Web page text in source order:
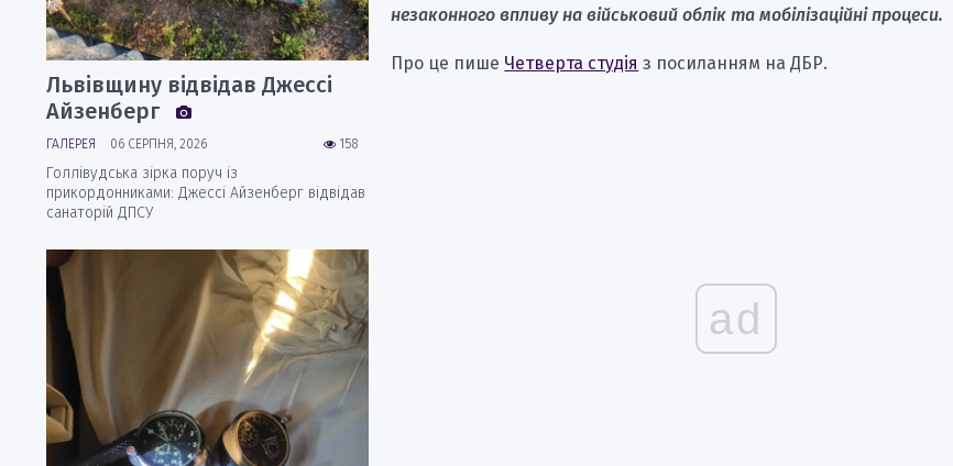
незаконного впливу на військовий облік та мобілізаційні процеси.
Про це пише Четверта студія з посиланням на ДБР.
ad
Львівщину відвідав Джессі
Айзенберг
158
ГАЛЕРЕЯ 06 СЕРПНЯ, 2026
Голлівудська зірка поруч із
прикордонниками: Джессі Айзенберг відвідав
санаторій ДПСУ